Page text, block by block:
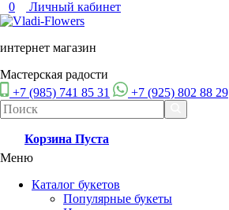
0 Личный кабинет
интернет магазин
Мастерская радости
+7 (985) 741 85 31
+7 (925) 802 88 29
Корзина Пуста
Меню
Каталог букетов
Популярные букеты